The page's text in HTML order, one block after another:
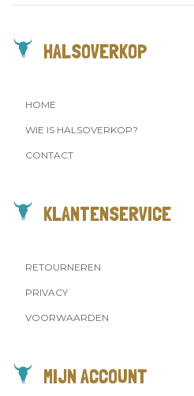
HALSOVERKOP
HOME
WIE IS HALSOVERKOP?
CONTACT
KLANTENSERVICE
RETOURNEREN
PRIVACY
VOORWAARDEN
MIJN ACCOUNT